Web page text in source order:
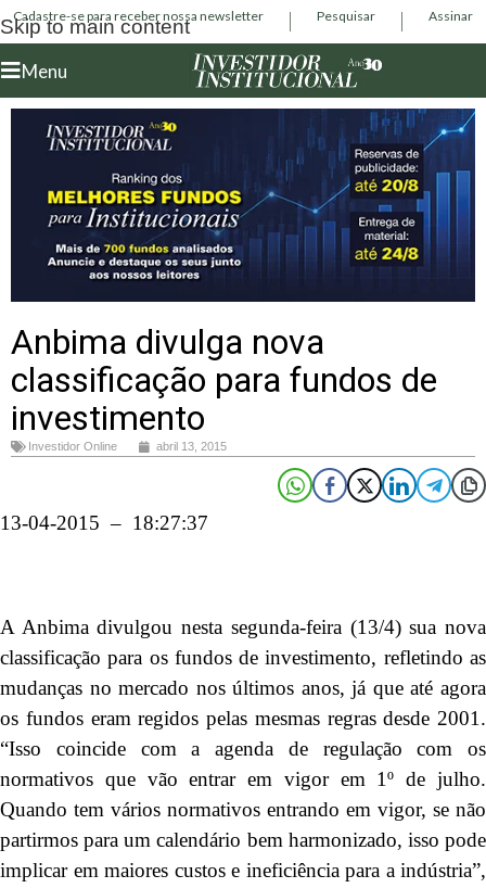
Skip to main content
Cadastre-se para receber nossa newsletter Pesquisar Assinar
Menu
Anbima divulga nova
classificação para fundos de
investimento
Investidor Online abril 13, 2015
13-04-2015 – 18:27:37
A Anbima divulgou nesta segunda-feira (13/4) sua nova
classificação para os fundos de investimento, refletindo as
mudanças no mercado nos últimos anos, já que até agora
os fundos eram regidos pelas mesmas regras desde 2001.
“Isso coincide com a agenda de regulação com os
normativos que vão entrar em vigor em 1º de julho.
Quando tem vários normativos entrando em vigor, se não
partirmos para um calendário bem harmonizado, isso pode
implicar em maiores custos e ineficiência para a indústria”,